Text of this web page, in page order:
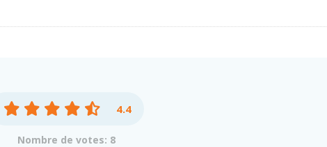
4.4
Nombre de votes: 8